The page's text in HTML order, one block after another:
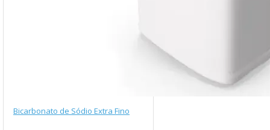
Bicarbonato de Sódio Extra Fino